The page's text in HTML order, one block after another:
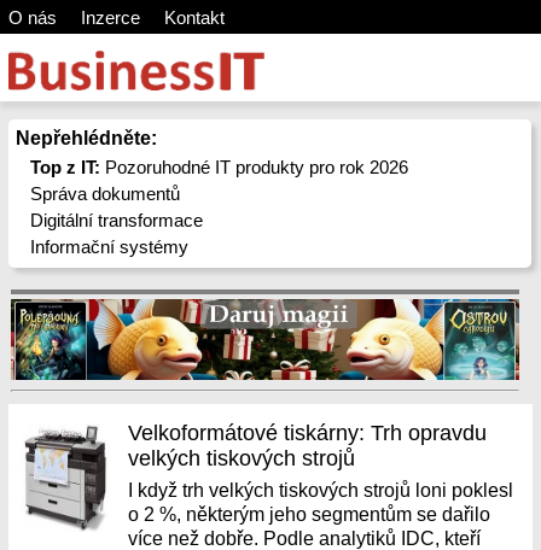
O nás Inzerce Kontakt
Nepřehlédněte:
Top z IT: Pozoruhodné IT produkty pro rok 2026
Správa dokumentů
Digitální transformace
Informační systémy
Velkoformátové tiskárny: Trh opravdu
velkých tiskových strojů
I když trh velkých tiskových strojů loni poklesl
o 2 %, některým jeho segmentům se dařilo
více než dobře. Podle analytiků IDC, kteří